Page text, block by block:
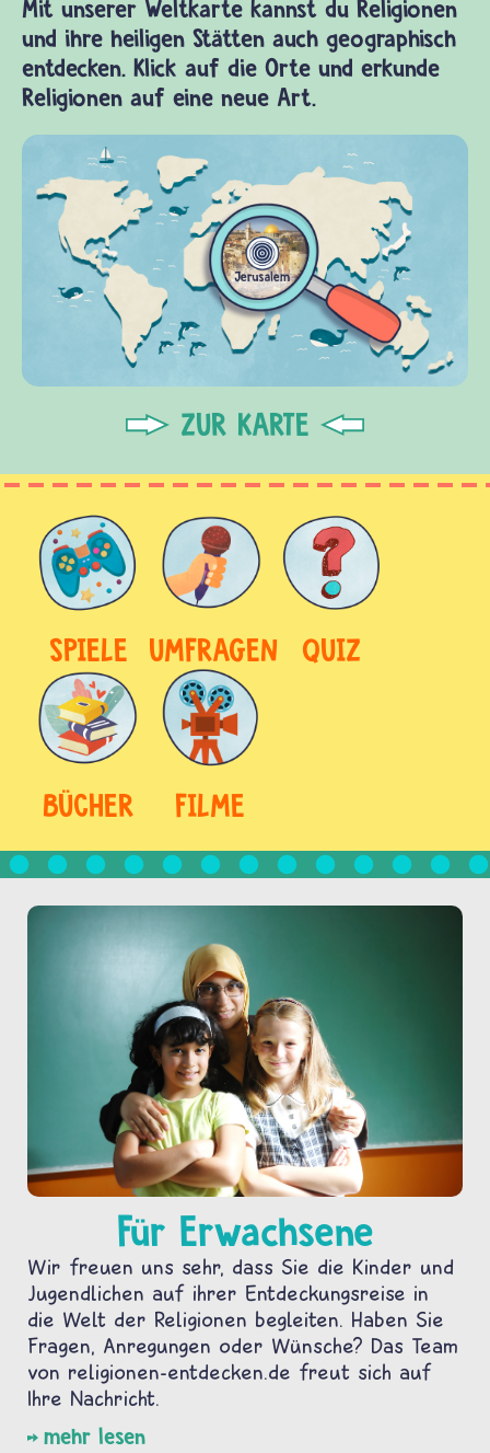
Mit unserer Weltkarte kannst du Religionen
und ihre heiligen Stätten auch geographisch
entdecken. Klick auf die Orte und erkunde
Religionen auf eine neue Art.
ZUR KARTE
SPIELE UMFRAGEN QUIZ
BÜCHER FILME
Für Erwachsene
Wir freuen uns sehr, dass Sie die Kinder und
Jugendlichen auf ihrer Entdeckungsreise in
die Welt der Religionen begleiten. Haben Sie
Fragen, Anregungen oder Wünsche? Das Team
von religionen-entdecken.de freut sich auf
Ihre Nachricht.
mehr lesen